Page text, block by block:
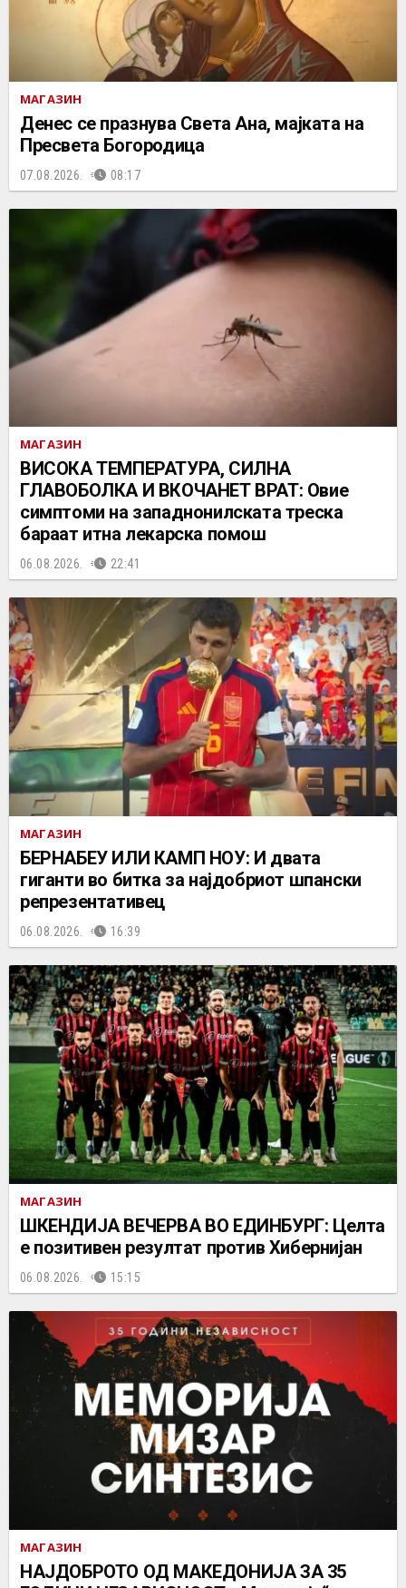
МАГАЗИН
Денес се празнува Света Ана, мајката на
Пресвета Богородица
07.08.2026. 08:17
МАГАЗИН
ВИСОКА ТЕМПЕРАТУРА, СИЛНА
ГЛАВОБОЛКА И ВКОЧАНЕТ ВРАТ: Овие
симптоми на западнонилската треска
бараат итна лекарска помош
06.08.2026. 22:41
МАГАЗИН
БЕРНАБЕУ ИЛИ КАМП НОУ: И двата
гиганти во битка за најдобриот шпански
репрезентативец
06.08.2026. 16:39
МАГАЗИН
ШКЕНДИЈА ВЕЧЕРВА ВО ЕДИНБУРГ: Целта
е позитивен резултат против Хибернијан
06.08.2026. 15:15
МАГАЗИН
НАЈДОБРОТО ОД МАКЕДОНИЈА ЗА 35